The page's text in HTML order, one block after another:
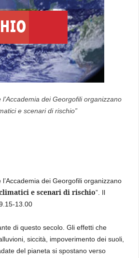
dei Georgofili organizzano
e scenari di rischio”
dei Georgofili organizzano
e scenari di rischio”. Il
13.00
di questo secolo. Gli effetti che
siccità, impoverimento dei suoli,
del pianeta si spostano verso